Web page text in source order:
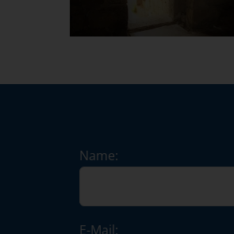
Name:
E-Mail: